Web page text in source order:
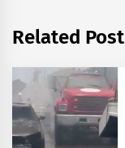
Related Post